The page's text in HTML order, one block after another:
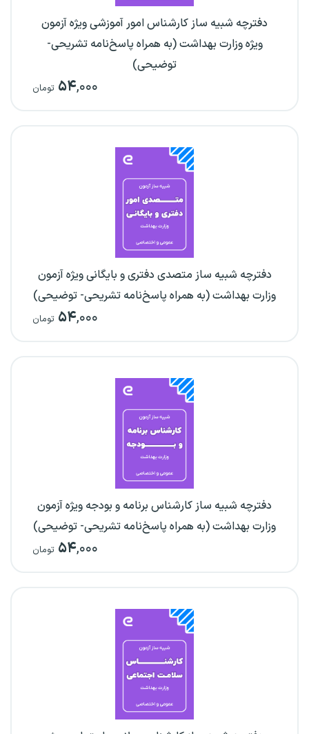
دفترچه شبیه ساز کارشناس امور آموزشی ویژه آزمون
ویژه وزارت بهداشت (به همراه پاسخ‌نامه تشریحی-
توضیحی)
۵۴,۰۰۰ تومان
دفترچه شبیه ساز متصدی دفتری و بایگانی ویژه آزمون
وزارت بهداشت (به همراه پاسخ‌نامه تشریحی- توضیحی)
۵۴,۰۰۰ تومان
دفترچه شبیه ساز کارشناس برنامه و بودجه ویژه آزمون
وزارت بهداشت (به همراه پاسخ‌نامه تشریحی- توضیحی)
۵۴,۰۰۰ تومان